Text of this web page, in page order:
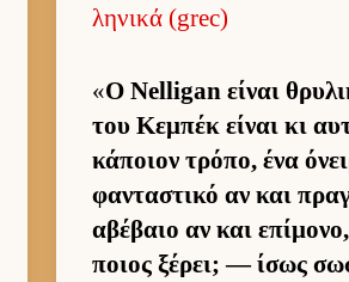
ληνικά (grec)
«Ο Nelligan εί­ναι
του Κεμπέκ εί­ναι κι
κάποιον τρόπο, ένα
φανταστικό αν και
αβέβαιο αν και
ποιος ξέρει; — ίσως